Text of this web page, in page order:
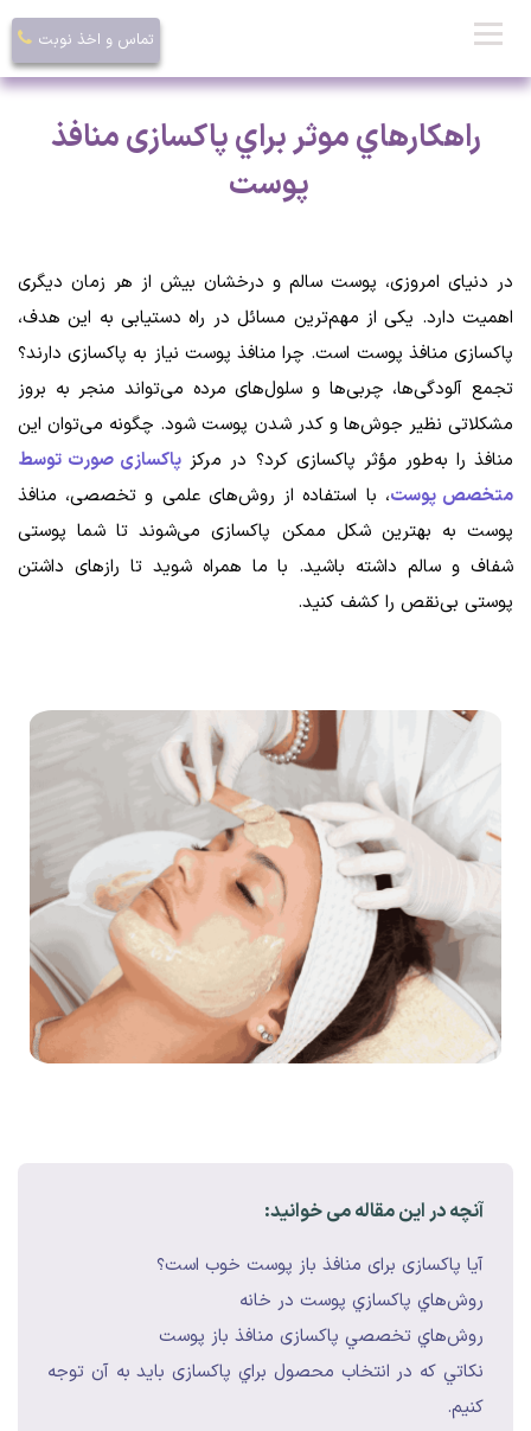
تماس و اخذ نوبت
راهكار‌هاي موثر براي پاکسازی منافذ
پوست
در دنیای امروزی، پوست سالم و درخشان بیش از هر زمان دیگری
اهمیت دارد. یکی از مهم‌ترین مسائل در راه دستیابی به این هدف،
پاکسازی منافذ پوست است. چرا منافذ پوست نیاز به پاکسازی دارند؟
تجمع آلودگی‌ها، چربی‌ها و سلول‌های مرده می‌تواند منجر به بروز
مشکلاتی نظیر جوش‌ها و کدر شدن پوست شود. چگونه می‌توان این
منافذ را به‌طور مؤثر پاکسازی کرد؟ در مرکز پاکسازی صورت توسط
متخصص پوست، با استفاده از روش‌های علمی و تخصصی، منافذ
پوست به بهترین شکل ممکن پاکسازی می‌شوند تا شما پوستی
شفاف و سالم داشته باشید. با ما همراه شوید تا رازهای داشتن
پوستی بی‌نقص را کشف کنید.
آنچه در این مقاله می خوانید:
آیا پاکسازی برای منافذ باز پوست خوب است؟
روش‌هاي پاكسازي پوست در خانه
روش‌هاي تخصصي پاکسازی منافذ باز پوست
نكاتي كه در انتخاب محصول براي پاکسازی بايد به آن توجه
كنيم.